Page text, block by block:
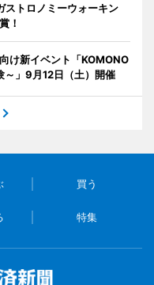
ストロノミーウォーキン
！
け新イベント「KOMONO
～」9月12日（土）開催
買う
特集